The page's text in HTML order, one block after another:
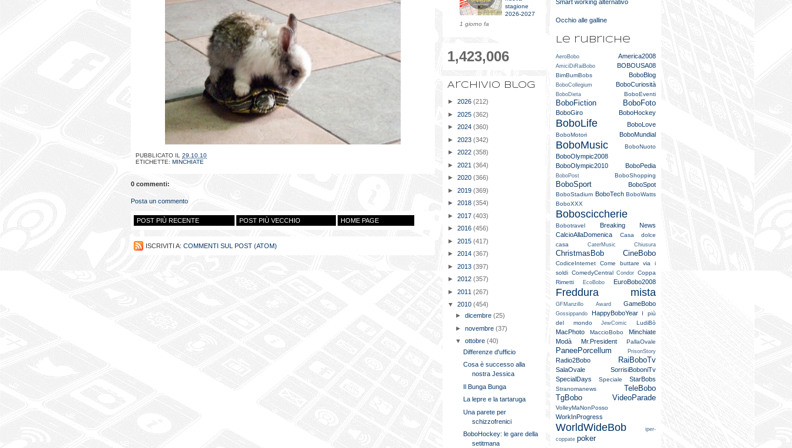
PUBBLICATO IL 29.10.10
ETICHETTE: MINCHIATE
0 commenti:
Posta un commento
POST PIÙ RECENTE POST PIÙ VECCHIO HOME PAGE
ISCRIVITI A: COMMENTI SUL POST (ATOM)
stagione
2026-2027
1 giorno fa
1,423,006
Archivio blog
► 2026 (212)
► 2025 (362)
► 2024 (360)
► 2023 (342)
► 2022 (358)
► 2021 (364)
► 2020 (366)
► 2019 (369)
► 2018 (354)
► 2017 (403)
► 2016 (456)
► 2015 (417)
► 2014 (367)
► 2013 (397)
► 2012 (357)
► 2011 (267)
▼ 2010 (454)
►dicembre(25)
►novembre(37)
▼ottobre(40)
Differenze d'ufficio
Cosa è successo alla
nostra Jessica
Il Bunga Bunga
La lepre e la tartaruga
Una parete per
schizzofrenici
BoboHockey: le gare della
setitmana
Smart working alternativo
Occhio alle galline
Le rubriche
AeroBobo America2008
AmiciDiRaiBobo BOBOUSA08
BimBumBobs BoboBlog
BoboCollegium BoboCuriosità
BoboDieta BoboEventi
BoboFiction BoboFoto
BoboGiro BoboHockey
BoboLife BoboLove
BoboMotori BoboMundial
BoboMusic BoboNuoto
BoboOlympic2008
BoboOlympic2010
BoboPedia
BoboPost BoboShopping
BoboSport BoboSpot
BoboStadium BoboTech BoboWatts
BoboXXX
Bobosciccherie
Bobotravel
Breaking News
CalcioAllaDomenica
Casa dolce
casa
CaterMusic Chiusura
ChristmasBob CineBobo
CodiceInternet
Come buttare via i
soldi ComedyCentral Condor
Coppa
Rimetti
EcoBobo EuroBobo2008
Freddura mista
GFManzillo Award GameBobo
Gossippando HappyBoboYear
I più
del mondo
JewComic LudiBò
MacPhoto MaccioBobo
Minchiate
Modà
Mr.President PallaOvale
PaneePorcellum PrisonStory
Radio2Bobo RaiBoboTv
SalaOvale
SorrisiBoboniTv
SpecialDays
Speciale StarBobs
Stranomanews
TeleBobo
TgBobo
VideoParade
VolleyMaNonPosso
WorkInProgress
WorldWideBob
iper-
coppate poker